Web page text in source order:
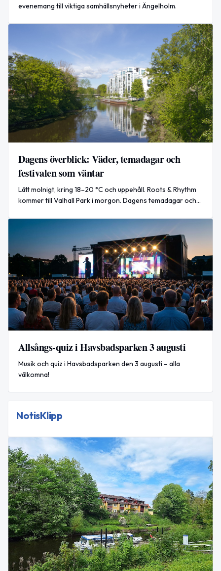
evenemang till viktiga samhällsnyheter i Ängelholm.
Dagens överblick: Väder, temadagar och
festivalen som väntar
Lätt molnigt, kring 18–20 °C och uppehåll. Roots & Rhythm
kommer till Valhall Park i morgon. Dagens temadagar och
Allsångs-quiz i Havsbadsparken 3 augusti
Musik och quiz i Havsbadsparken den 3 augusti – alla
välkomna!
NotisKlipp